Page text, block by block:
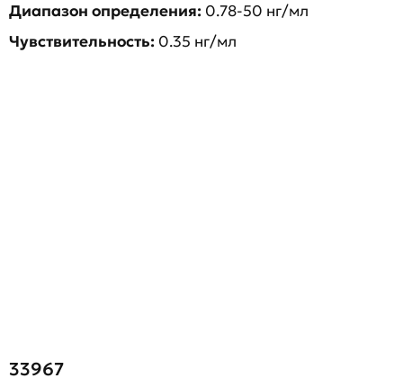
Диапазон определения: 0.78-50 нг/мл
Чувствительность: 0.35 нг/мл
33967